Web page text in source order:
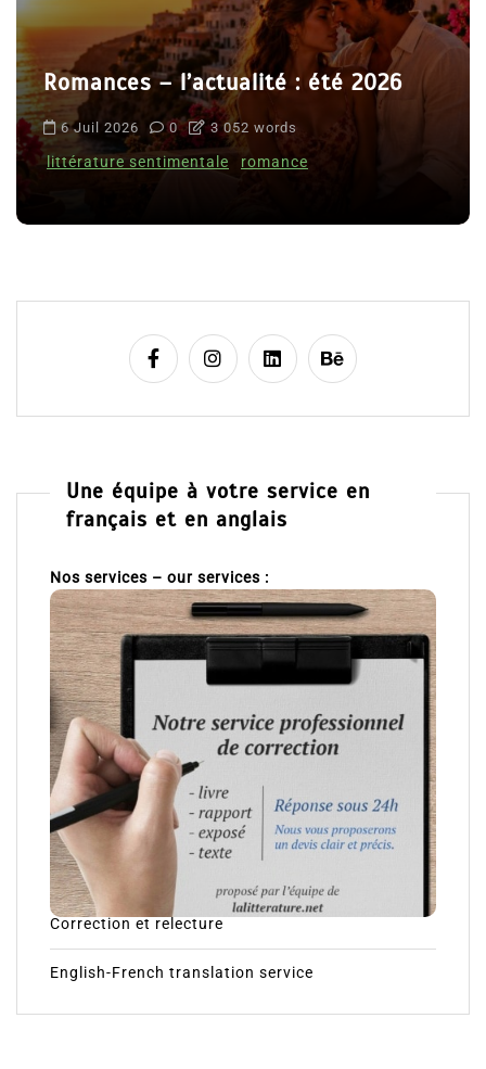
Romances – l’actualité : été 2026
6 Juil 2026 0 3 052 words
littérature sentimentale romance
Une équipe à votre service en
français et en anglais
Nos services – our services :
Correction et relecture
English-French translation service